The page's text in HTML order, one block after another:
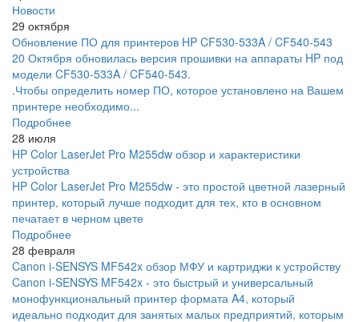
Новости
29 октября
Обновление ПО для принтеров HP CF530-533A / CF540-543
20 Октября обновилась версия прошивки на аппараты HP под
модели CF530-533A / CF540-543.
.Чтобы определить номер ПО, которое установлено на Вашем
принтере необходимо...
Подробнее
28 июля
HP Color LaserJet Pro M255dw обзор и характеристики
устройства
HP Color LaserJet Pro M255dw - это простой цветной лазерный
принтер, который лучше подходит для тех, кто в основном
печатает в черном цвете
Подробнее
28 февраля
Canon i-SENSYS MF542x обзор МФУ и картриджи к устройству
Canon i-SENSYS MF542x - это быстрый и универсальный
монофункциональный принтер формата A4, который
идеально подходит для занятых малых предприятий, которым